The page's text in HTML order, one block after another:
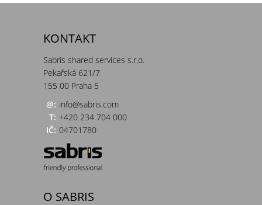
KONTAKT
Sabris shared services s.r.o.
Pekařská 621/7
155 00 Praha 5
@: info@sabris.com
T: +420 234 704 000
IČ: 04701780
O SABRIS